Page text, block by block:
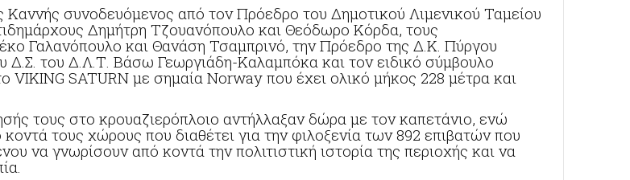
συνοδευόμενος από τον Πρόεδρο του Δημοτικού Λιμενικού Ταμείου
Δημήτρη Τζουανόπουλο και Θεόδωρο Κόρδα, τους
Γαλανόπουλο και Θανάση Τσαμπρινό, την Πρόεδρο της Δ.Κ. Πύργου
Δ.Σ. του Δ.Λ.Τ. Βάσω Γεωργιάδη-Καλαμπόκα και τον ειδικό σύμβουλο
VIKING SATURN με σημαία Norway που έχει ολικό μήκος 228 μέτρα και
τους στο κρουαζιερόπλοιο αντήλλαξαν δώρα με τον καπετάνιο, ενώ
τους χώρους που διαθέτει για την φιλοξενία των 892 επιβατών που
να γνωρίσουν από κοντά την πολιτιστική ιστορία της περιοχής και να